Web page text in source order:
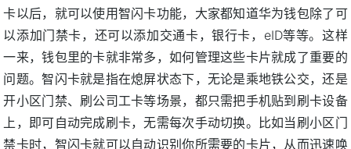
卡以后，就可以使用智闪卡功能，大家都知道华为钱包除了可
以添加门禁卡，还可以添加交通卡，银行卡，eID等等。这样
一来，钱包里的卡就非常多，如何管理这些卡片就成了重要的
问题。智闪卡就是指在熄屏状态下，无论是乘地铁公交，还是
开小区门禁、刷公司工卡等场景，都只需把手机贴到刷卡设备
上，即可自动完成刷卡，无需每次手动切换。比如当刷小区门
禁卡时，智闪卡就可以自动识别你所需要的卡片，从而迅速唤